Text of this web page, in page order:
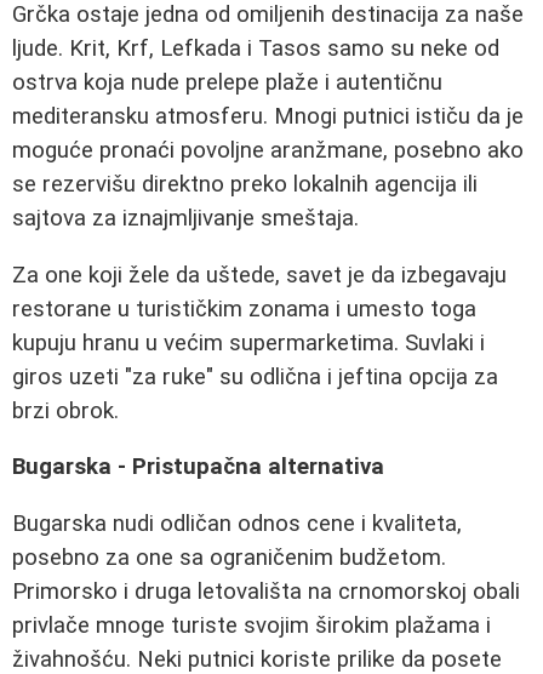
Grčka ostaje jedna od omiljenih destinacija za naše
ljude. Krit, Krf, Lefkada i Tasos samo su neke od
ostrva koja nude prelepe plaže i autentičnu
mediteransku atmosferu. Mnogi putnici ističu da je
moguće pronaći povoljne aranžmane, posebno ako
se rezervišu direktno preko lokalnih agencija ili
sajtova za iznajmljivanje smeštaja.
Za one koji žele da uštede, savet je da izbegavaju
restorane u turističkim zonama i umesto toga
kupuju hranu u većim supermarketima. Suvlaki i
giros uzeti "za ruke" su odlična i jeftina opcija za
brzi obrok.
Bugarska - Pristupačna alternativa
Bugarska nudi odličan odnos cene i kvaliteta,
posebno za one sa ograničenim budžetom.
Primorsko i druga letovališta na crnomorskoj obali
privlače mnoge turiste svojim širokim plažama i
živahnošću. Neki putnici koriste prilike da posete